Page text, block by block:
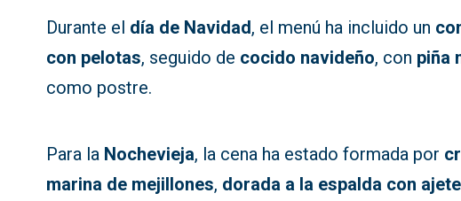
Durante el día de Navidad, el menú ha incluido un
con pelotas, seguido de cocido navideño, con piña
como postre.
Para la Nochevieja, la cena ha estado formada por
marina de mejillones, dorada a la espalda con